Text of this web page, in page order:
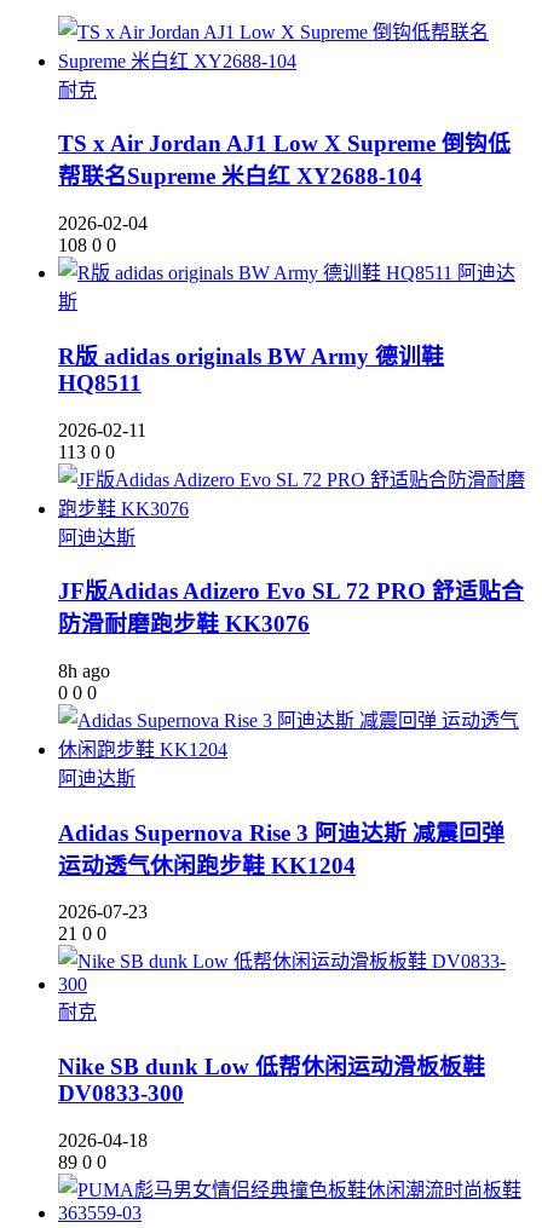
耐克
TS x Air Jordan AJ1 Low X Supreme 倒钩低
帮联名Supreme 米白红 XY2688-104
2026-02-04
108 0 0
阿迪达
斯
R版 adidas originals BW Army 德训鞋
HQ8511
2026-02-11
113 0 0
阿迪达斯
JF版Adidas Adizero Evo SL 72 PRO 舒适贴合
防滑耐磨跑步鞋 KK3076
8h ago
0 0 0
阿迪达斯
Adidas Supernova Rise 3 阿迪达斯 减震回弹
运动透气休闲跑步鞋 KK1204
2026-07-23
21 0 0
耐克
Nike SB dunk Low 低帮休闲运动滑板板鞋
DV0833-300
2026-04-18
89 0 0